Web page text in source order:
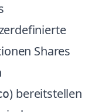
Shares
) bereitstellen